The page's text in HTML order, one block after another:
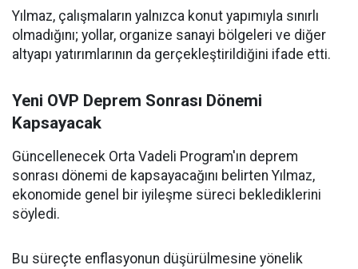
Yılmaz, çalışmaların yalnızca konut yapımıyla sınırlı
olmadığını; yollar, organize sanayi bölgeleri ve diğer
altyapı yatırımlarının da gerçekleştirildiğini ifade etti.
Yeni OVP Deprem Sonrası Dönemi
Kapsayacak
Güncellenecek Orta Vadeli Program'ın deprem
sonrası dönemi de kapsayacağını belirten Yılmaz,
ekonomide genel bir iyileşme süreci beklediklerini
söyledi.
Bu süreçte enflasyonun düşürülmesine yönelik